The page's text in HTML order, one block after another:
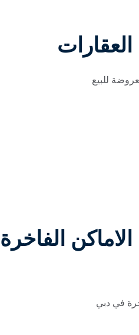
للبيع
الفاخرة
في دبي